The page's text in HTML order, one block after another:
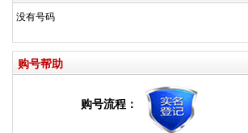
没有号码
购号帮助
购号流程：